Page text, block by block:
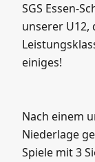
SGS Essen-
unserer U12,
einiges!
Nach einem
Niederlage
Spiele mit 3